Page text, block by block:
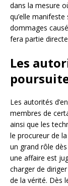
dans la mesure
qu’elle
dommages
fera partie
Les
Les autorités
membres de
ainsi que les
le procureur de
un grand rôle
une affaire est
charger de
de la vérité. Dès